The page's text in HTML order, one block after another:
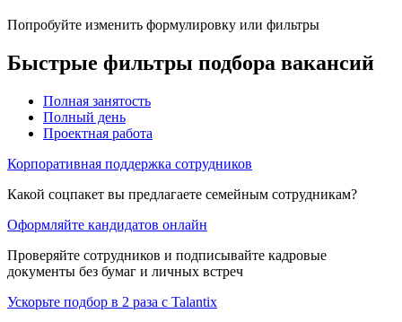
Попробуйте изменить формулировку или фильтры
Быстрые фильтры подбора вакансий
Полная занятость
Полный день
Проектная работа
Корпоративная поддержка сотрудников
Какой соцпакет вы предлагаете семейным сотрудникам?
Оформляйте кандидатов онлайн
Проверяйте сотрудников и подписывайте кадровые
документы без бумаг и личных встреч
Ускорьте подбор в 2 раза с Talantix